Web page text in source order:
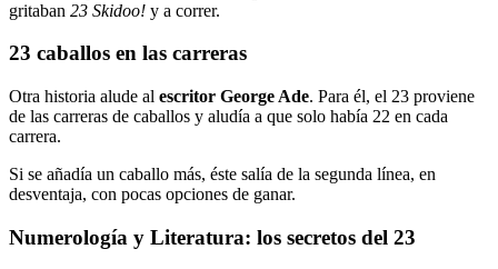
gritaban 23 Skidoo! y a correr.
23 caballos en las carreras
Otra historia alude al escritor George Ade. Para él, el 23 proviene
de las carreras de caballos y aludía a que solo había 22 en cada
carrera.
Si se añadía un caballo más, éste salía de la segunda línea, en
desventaja, con pocas opciones de ganar.
Numerología y Literatura: los secretos del 23